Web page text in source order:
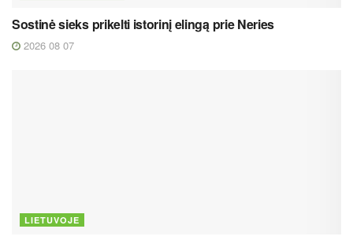
Sostinė sieks prikelti istorinį elingą prie Neries
2026 08 07
LIETUVOJE